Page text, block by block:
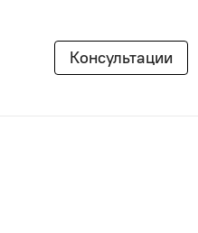
Консультации